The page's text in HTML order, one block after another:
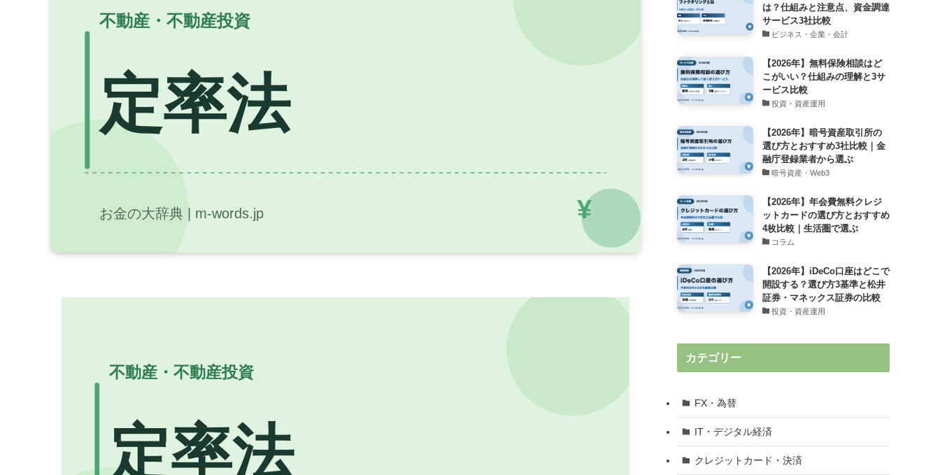
は？仕組みと注意点、資金調達
サービス3社比較
ビジネス・企業・会計
【2026年】無料保険相談はど
こがいい？仕組みの理解と3サ
ービス比較
投資・資産運用
【2026年】暗号資産取引所の
選び方とおすすめ3社比較｜金
融庁登録業者から選ぶ
暗号資産・Web3
【2026年】年会費無料クレジ
ットカードの選び方とおすすめ
4枚比較｜生活圏で選ぶ
コラム
【2026年】iDeCo口座はどこで
開設する？選び方3基準と松井
証券・マネックス証券の比較
投資・資産運用
カテゴリー
FX・為替
IT・デジタル経済
クレジットカード・決済